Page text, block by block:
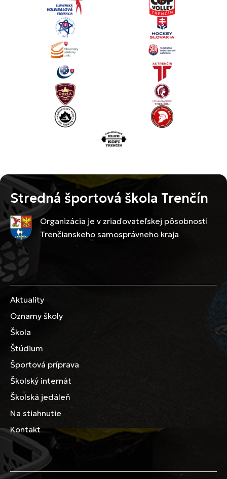
Stredná športová škola Trenčín
Organizácia je v zriaďovateľskej pôsobnosti
Trenčianskeho samosprávneho kraja
Aktuality
Oznamy školy
Škola
Štúdium
Športová príprava
Školský internát
Školská jedáleň
Na stiahnutie
Kontakt